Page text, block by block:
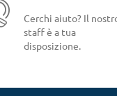
Cerchi aiuto? Il
staff è a tua
disposizione.